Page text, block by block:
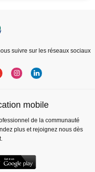
suivre sur les réseaux sociaux
mobile
de la communauté
plus et rejoignez nous dès